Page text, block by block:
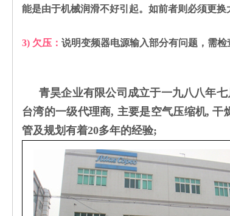
能是由于机械润滑不好引起。如前者则必须更
3) 欠压： 说明变频器电源输入部分有问题，需检
青昊企业有限公司成立于一九八八年
台湾的一级代理商, 主要是空气压缩机,
管及规划有着20多年的经验;